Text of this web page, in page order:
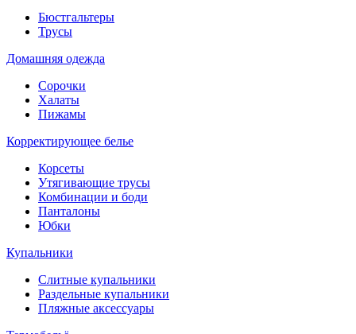
Бюстгальтеры
Трусы
Домашняя одежда
Сорочки
Халаты
Пижамы
Корректирующее белье
Корсеты
Утягивающие трусы
Комбинации и боди
Панталоны
Юбки
Купальники
Слитные купальники
Раздельные купальники
Пляжные аксессуары